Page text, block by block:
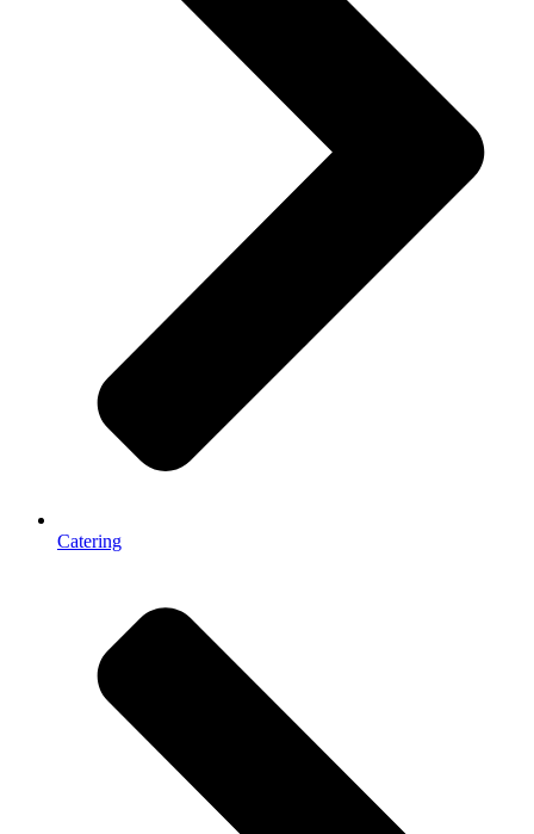
Catering